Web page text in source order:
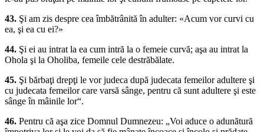
43. Şi am zis despre cea îmbătrânită în adulter: «Acum vor curvi cu
ea, şi ea cu ei?»
44. Şi ei au intrat la ea cum intră la o femeie curvă; aşa au intrat la
Ohola şi la Oholiba, femeile cele destrăbălate.
45. Şi bărbaţi drepţi le vor judeca după judecata femeilor adultere şi
cu judecata femeilor care varsă sânge, pentru că sunt adultere şi este
sânge în mâinile lor“.
46. Pentru că aşa zice Domnul Dumnezeu: „Voi aduce o adunătură